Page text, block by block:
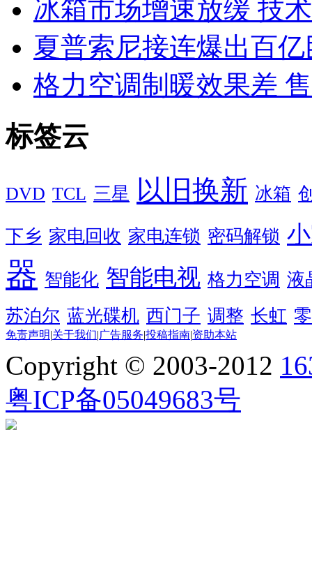
冰箱市场增速放缓 技
夏普索尼接连爆出百
格力空调制暖效果差
标签云
DVD TCL 三星 以旧换新 冰箱
下乡 家电回收 家电连锁 密码解锁
器 智能化 智能电视 格力空调 液
苏泊尔 蓝光碟机 西门子 调整 长虹
免责声明|关于我们|广告服务|投稿指南|资助本站
Copyright © 2003-2012
粤ICP备05049683号